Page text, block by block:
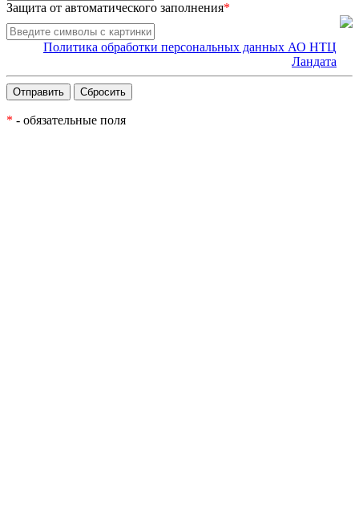
Защита от автоматического заполнения*
Политика обработки персональных данных АО НТЦ
Ландата
* - обязательные поля